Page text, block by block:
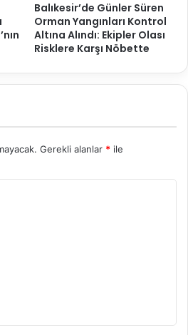
Balıkesir’de Günler Süren
Orman Yangınları Kontrol
Altına Alındı: Ekipler Olası
Risklere Karşı Nöbette
Gerekli alanlar * ile